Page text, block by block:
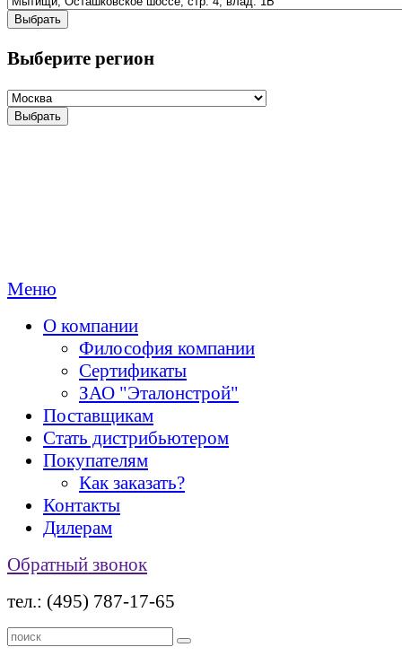
Выбрать
Выберите регион
Выбрать
Меню
О компании
Философия компании
Сертификаты
ЗАО "Эталонстрой"
Поставщикам
Стать дистрибьютером
Покупателям
Как заказать?
Контакты
Дилерам
Обратный звонок
тел.: (495) 787-17-65